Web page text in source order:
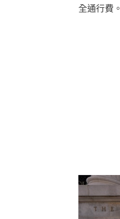
全通行費。